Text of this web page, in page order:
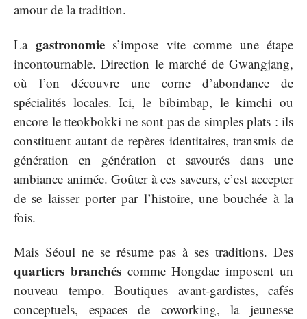
amour de la tradition.
La gastronomies’impose vite comme une étape
incontournable. Direction le marché de Gwangjang,
où l’on découvre une corne d’abondance de
spécialités locales. Ici, le bibimbap, le kimchi ou
encore le tteokbokki ne sont pas de simples plats : ils
constituent autant de repères identitaires, transmis de
génération en génération et savourés dans une
ambiance animée. Goûter à ces saveurs, c’est accepter
de se laisser porter par l’histoire, une bouchée à la
fois.
Mais Séoul ne se résume pas à ses traditions. Des
quartiers branchéscomme Hongdae imposent un
nouveau tempo. Boutiques avant-gardistes, cafés
conceptuels, espaces de coworking, la jeunesse